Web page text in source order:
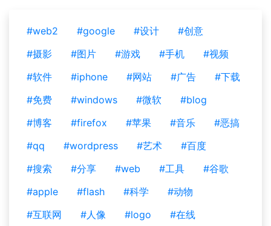
#web2 #google #设计
#创意
#摄影
#图片 #游戏 #手机
#视频
#软件
#iphone #网站 #广告
#下载
#免费
#windows #微软
#blog
#博客
#firefox #苹果 #音乐
#恶搞
#qq
#wordpress #艺术
#百度
#搜索
#分享 #web #工具
#谷歌
#apple
#flash #科学
#动物
#互联网
#人像 #logo
#在线